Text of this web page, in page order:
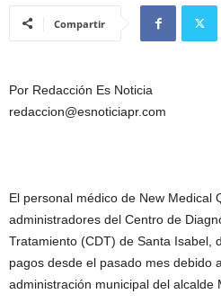
Compartir
Por Redacción Es Noticia
redaccion@esnoticiapr.com
El personal médico de New Medical
administradores del Centro de
Tratamiento (CDT) de Santa Isabel,
pagos desde el pasado mes debido
administración municipal del alcalde